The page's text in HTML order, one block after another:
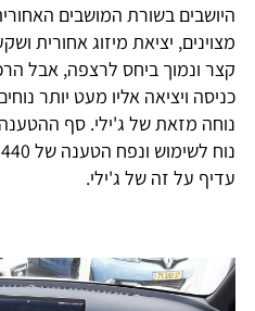
היושבים בשורת המושבים
מצוינים, יציאת מיזוג אחורית
קצר ונמוך ביחס לרצפה, אבל
כניסה ויציאה אליו מעט יותר
נוחה מזאת של ג'ילי. סף
עדיף על זה של ג'ילי.